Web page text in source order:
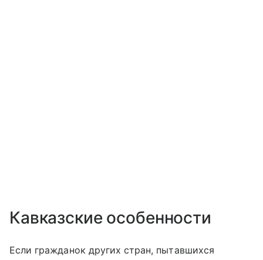
Кавказские особенности
Если гражданок других стран, пытавшихся